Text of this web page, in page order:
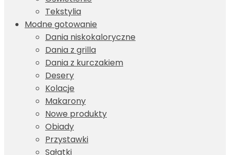
Tekstylia
Modne gotowanie
Dania niskokaloryczne
Dania z grilla
Dania z kurczakiem
Desery
Kolacje
Makarony
Nowe produkty
Obiady
Przystawki
Sałatki